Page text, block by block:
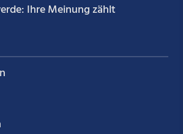
Ihre Meinung zählt